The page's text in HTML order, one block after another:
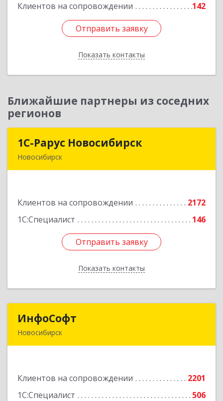
Клиентов на сопровождении 142
Отправить заявку
Показать контакты
Подробнее
Отправить заявку
Назад
Ближайшие партнеры из соседних
регионов
1С-Рарус Новосибирск
Новосибирск
Клиентов на сопровождении
2172
1С:Специалист
146
Отправить заявку
Показать контакты
1С-Рарус Новосибирск
Подробнее
Отправить заявку
Назад
ИнфоСофт
Новосибирск
Клиентов на сопровождении
2201
1С:Специалист
506
Подробнее